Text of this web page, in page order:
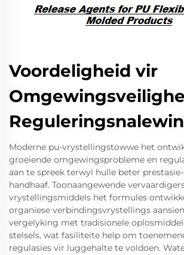
Voordeligheid vir
Moderne pu-vrystellingstowwe het
groeiende omgewingsprobleme en
aan te spreek terwyl hulle beter
handhaaf. Toonaangewende
vrystellingsmiddels het formules
organiese verbindingsvrystellings
vergelyking met tradisionele
stelsels, wat fasiliteite help om
regulasies vir luggehalte te voldoen.